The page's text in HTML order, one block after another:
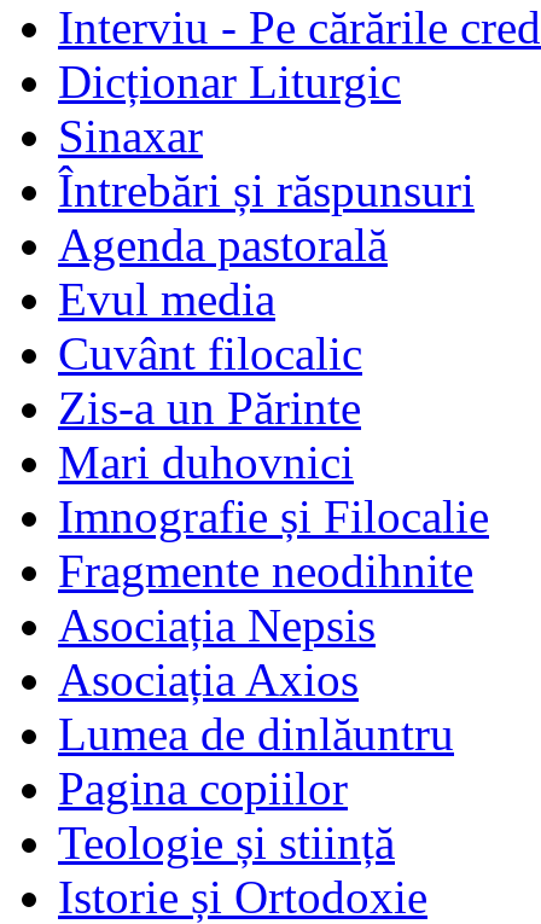
Interviu - Pe cărările
Dicționar Liturgic
Sinaxar
Întrebări și răspunsuri
Agenda pastorală
Evul media
Cuvânt filocalic
Zis-a un Părinte
Mari duhovnici
Imnografie și Filocalie
Fragmente neodihnite
Asociația Nepsis
Asociația Axios
Lumea de dinlăuntru
Pagina copiilor
Teologie și stiință
Istorie și Ortodoxie